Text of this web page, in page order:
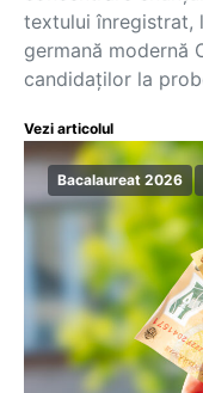
textului înregistrat,
germană modernă
candidaților la
Vezi articolul
Bacalaureat 2026